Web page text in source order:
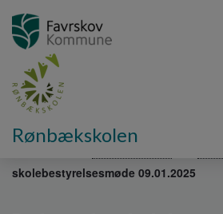
Rønbækskolen
skolebestyrelsesmøde 09.01.2025